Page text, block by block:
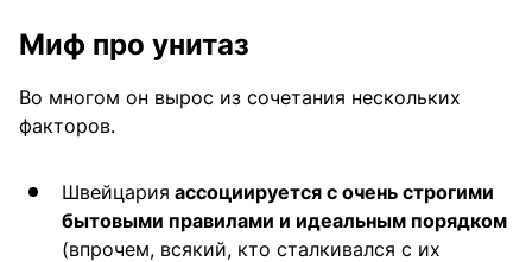
Миф про унитаз
Во многом он вырос из сочетания нескольких
факторов.
Швейцария ассоциируется с очень строгими
бытовыми правилами и идеальным порядком
(впрочем, всякий, кто сталкивался с их